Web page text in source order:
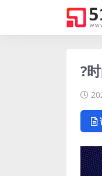
?